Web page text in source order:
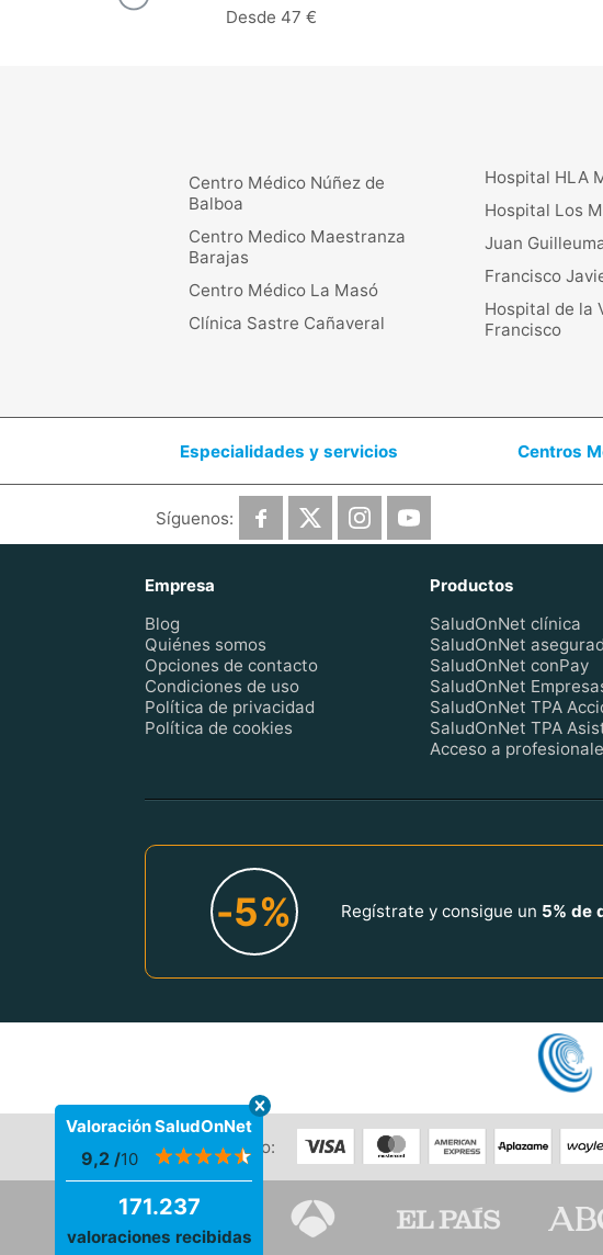
Centro Médico Núñez de
Balboa
Centro Medico Maestranza
Barajas
Centro Médico La Masó
Clínica Sastre Cañaveral
Hospital HLA
Hospital Los
Juan
Francisco
Hospital de la
Francisco
Valoración SaludOnNet
9,2 /10
171.237
valoraciones recibidas
Especialidades y servicios Centros
Síguenos:
Empresa
Blog
Quiénes somos
Opciones de contacto
Condiciones de uso
Política de privacidad
Política de cookies
Productos
SaludOnNet clínica
SaludOnNet
SaludOnNet conPay
SaludOnNet
SaludOnNet TPA
SaludOnNet TPA
Acceso a
-5% Regístrate y consigue un 5% de
Formas de pago:
Hablan de
SaludOnNet: